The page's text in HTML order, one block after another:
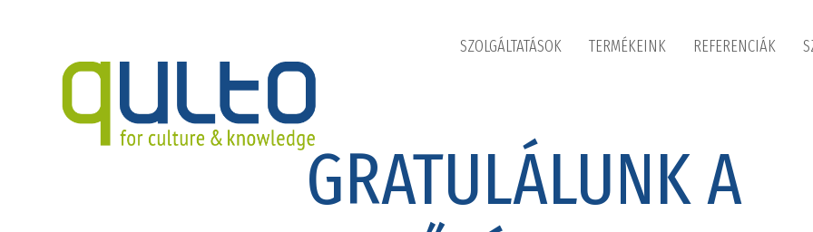
SZOLGÁLTATÁSOK TERMÉKEINK REFERENCIÁK
GRATULÁLUNK A